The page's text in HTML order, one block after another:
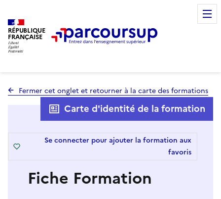
RÉPUBLIQUE
FRANÇAISE
Fermer cet onglet et retourner à la carte des formations
Fiche Formation
Carte d'identité de la formation
Se connecter pour ajouter la formation aux
favoris